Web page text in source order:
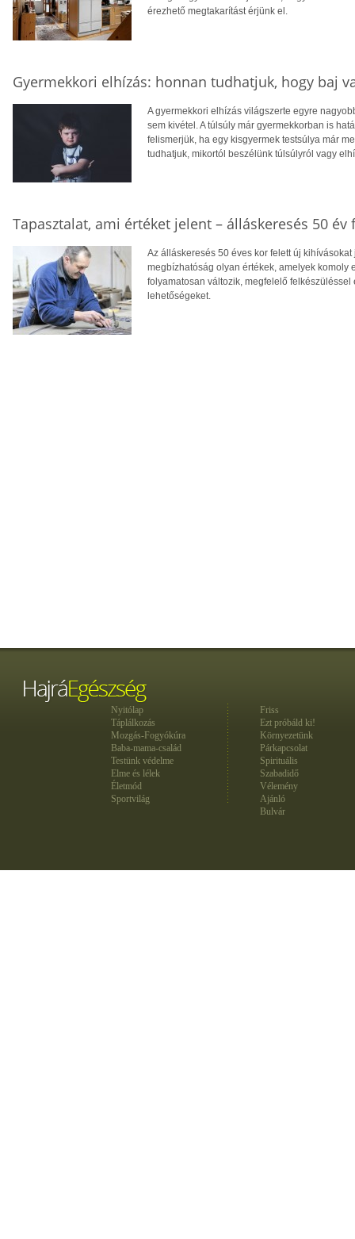
érezhető megtakarítást érjünk el.
Gyermekkori elhízás: honnan tudhatjuk, hogy baj
A gyermekkori elhízás világszerte egyre
sem kivétel. A túlsúly már gyermekkorban is
felismerjük, ha egy kisgyermek testsúlya már
tudhatjuk, mikortól beszélünk túlsúlyról vagy
Tapasztalat, ami értéket jelent – álláskeresés 50 év
Az álláskeresés 50 éves kor felett új
megbízhatóság olyan értékek, amelyek komoly
folyamatosan változik, megfelelő
lehetőségeket.
Nyitólap
Táplálkozás
Mozgás-Fogyókúra
Baba-mama-család
Testünk védelme
Elme és lélek
Életmód
Sportvilág
Friss
Ezt próbáld ki!
Környezetünk
Párkapcsolat
Spirituális
Szabadidő
Vélemény
Ajánló
Bulvár